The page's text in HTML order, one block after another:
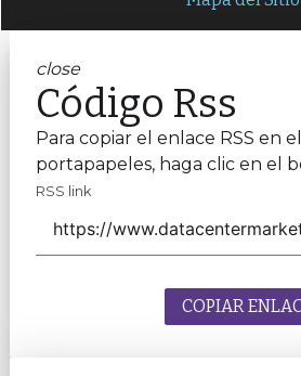
close
Código Rss
Para copiar el enlace RSS en el
portapapeles, haga clic en el
RSS link
COPIAR